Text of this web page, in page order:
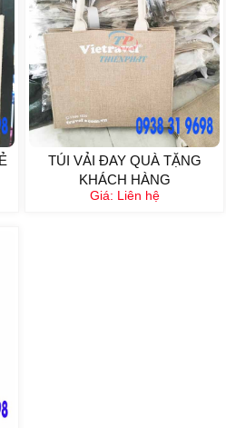
TÚI VẢI ĐAY QUÀ TẶNG
KHÁCH HÀNG
Giá: Liên hệ